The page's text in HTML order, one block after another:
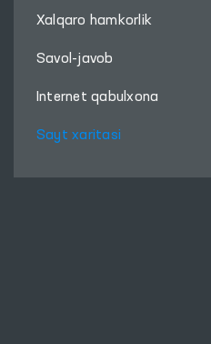
Xalqaro hamkorlik
Savol-javob
Internet qabulxona
Sayt xaritasi